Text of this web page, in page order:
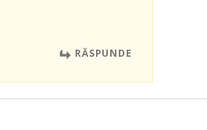
RĂSPUNDE